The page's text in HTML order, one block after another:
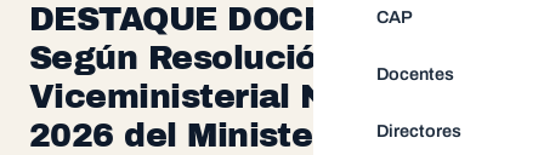
CAP
Docentes
Directores
DESTAQUE DOCENTE 2026,
Según Resolución
Viceministerial N.° 009-
2026 del Ministerio de